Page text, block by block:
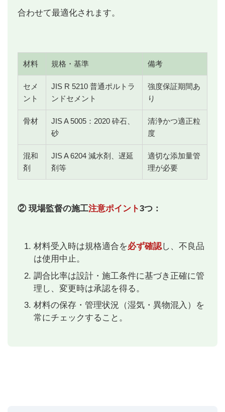
合わせて最適化されます。
材料 規格・基準 備考
セメ
ント
JIS R 5210 普通ポルトラ
ンドセメント
強度保証期間あ
り
骨材
JIS A 5005：2020 砕石、
砂
清浄かつ適正粒
度
混和
剤
JIS A 6204 減水剤、遅延
剤等
適切な添加量管
理が必要
② 現場監督の施工注意ポイント3つ：
材料受入時は規格適合を必ず確認し、不良品
は使用中止。
調合比率は設計・施工条件に基づき正確に管
理し、変更時は承認を得る。
材料の保存・管理状況（湿気・異物混入）を
常にチェックすること。